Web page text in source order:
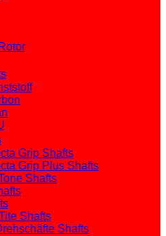
Grip Shafts
Grip Plus Shafts
Shafts
Shafts
Shafts